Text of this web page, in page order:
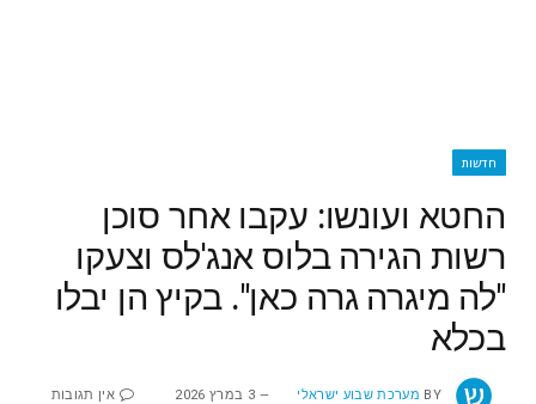
חדשות
החטא ועונשו: עקבו אחר סוכן
רשות הגירה בלוס אנג'לס וצעקו
"לה מיגרה גרה כאן". בקיץ הן יבלו
בכלא
BY מערכת שבוע ישראלי 3 במרץ 2026 אין תגובות